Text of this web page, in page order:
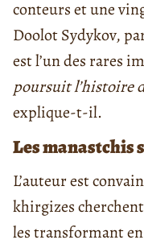
conteurs et une
DoolotSydykov,
est l’un des rares
poursuit l’histoire
explique-t-il.
Les manastchis
L’auteur est
khirgizes
les transformant